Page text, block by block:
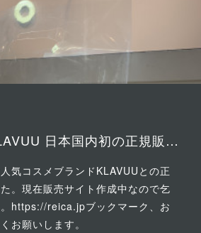
韓国コスメ KLAVUU 日本国内初の正規販売店1号 契約完了
気コスメブランドKLAVUUとの正
。現在販売サイト作成中なので乞
https://reica.jpブックマーク、お
お願いします。